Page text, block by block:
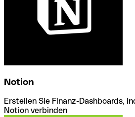
Notion
Erstellen Sie Finanz-Dashboards,
Notion verbinden